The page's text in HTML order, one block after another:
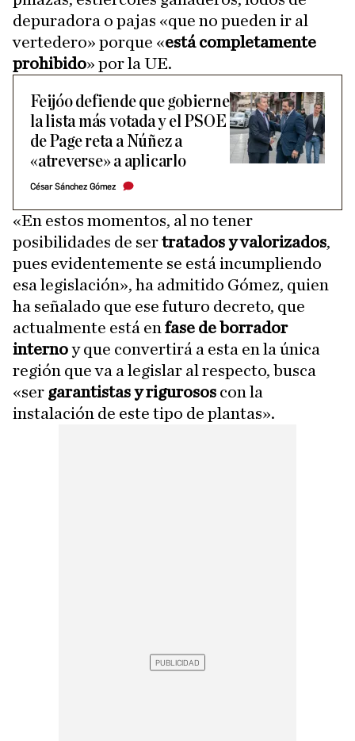
depuradora o pajas «que no pueden ir al
vertedero» porque «está completamente
prohibido» por la UE.
Feijóo defiende que gobierne
la lista más votada y el PSOE
de Page reta a Núñez a
«atreverse» a aplicarlo
César Sánchez Gómez
«En estos momentos, al no tener
posibilidades de sertratados y valorizados,
pues evidentemente se está incumpliendo
esa legislación», ha admitido Gómez, quien
ha señalado que ese futuro decreto, que
actualmente está en fase de borrador
internoy que convertirá a esta en la única
región que va a legislar al respecto, busca
«ser garantistas y rigurosos con la
instalación de este tipo de plantas».